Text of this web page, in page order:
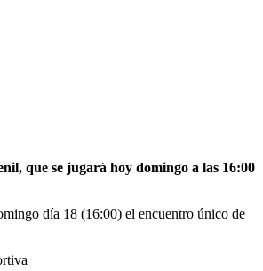
que se jugará hoy domingo a las 16:00
día 18 (16:00) el encuentro único de